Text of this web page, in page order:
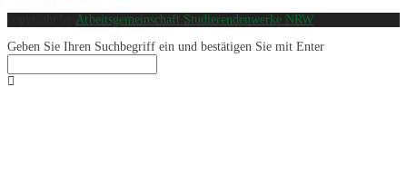
Arbeitsgemeinschaft Studierendenwerke NRW
Geben Sie Ihren Suchbegriff ein und bestätigen Sie mit Enter